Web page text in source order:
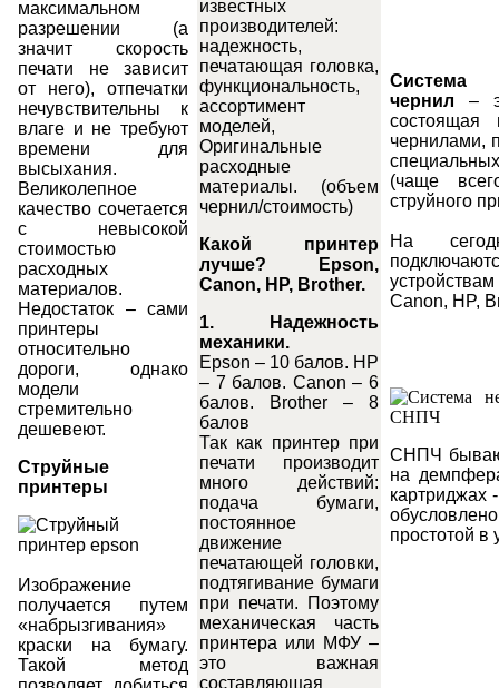
максимальном
разрешении (а
значит скорость
печати не зависит
от него), отпечатки
нечувствительны к
влаге и не требуют
времени для
высыхания.
Великолепное
качество сочетается
с невысокой
стоимостью
расходных
материалов.
Недостаток – сами
принтеры
относительно
дороги, однако
модели
стремительно
дешевеют.
Струйные
принтеры
Изображение
получается путем
«набрызгивания»
краски на бумагу.
Такой метод
известных
производителей:
надежность,
печатающая головка,
функциональность,
ассортимент
моделей,
Оригинальные
расходные
материалы. (объем
чернил/стоимость)
Какой принтер
лучше? Epson,
Canon, HP, Brother.
1. Надежность
механики.
Epson – 10 балов. HP
– 7 балов. Canon – 6
балов. Brother – 8
балов
Так как принтер при
печати производит
много действий:
подача бумаги,
постоянное
движение
печатающей головки,
подтягивание бумаги
при печати. Поэтому
механическая часть
принтера или МФУ –
это важная
составляющая
Система
чернил –
состоящая
чернилами,
(чаще
струйного
На
Canon, HP,
СНПЧ
на
картриджах
простотой в